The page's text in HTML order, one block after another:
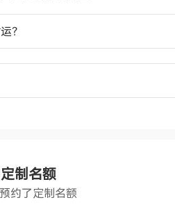
？
制名额
约了定制名额